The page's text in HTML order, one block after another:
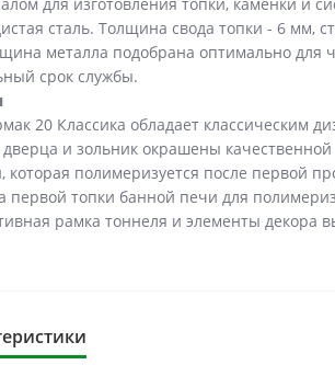
сталь. Толщина свода топки - 6 мм,
металла подобрана оптимально для
срок службы.
20 Классика обладает классическим
дверца и зольник окрашены
которая полимеризуется после первой
первой топки банной печи для
рамка тоннеля и элементы